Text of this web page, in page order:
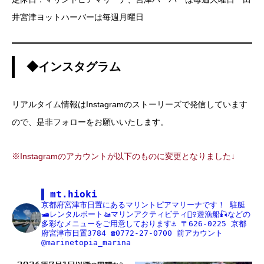
井宮津ヨットハーバーは毎週月曜日
◆インスタグラム
リアルタイム情報はInstagramのストーリーズで発信しています
ので、是非フォローをお願いいたします。
※Instagramのアカウントが以下のものに変更となりました↓
mt.hioki
京都府宮津市日置にあるマリントピアマリーナです！
駐艇
🛥レンタルボート🚤マリンアクティビティ🏄‍♀️遊漁船🎣などの
多彩なメニューをご用意しております⚓️ 〒626-0225 京都
府宮津市日置3784 ☎️0772-27-0700 前アカウント
@marinetopia_marina